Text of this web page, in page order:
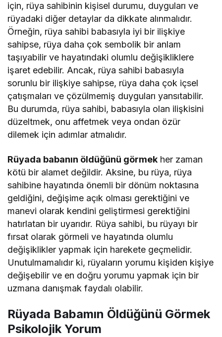
için, rüya sahibinin kişisel durumu, duyguları ve
rüyadaki diğer detaylar da dikkate alınmalıdır.
Örneğin, rüya sahibi babasıyla iyi bir ilişkiye
sahipse, rüya daha çok sembolik bir anlam
taşıyabilir ve hayatındaki olumlu değişikliklere
işaret edebilir. Ancak, rüya sahibi babasıyla
sorunlu bir ilişkiye sahipse, rüya daha çok içsel
çatışmaları ve çözülmemiş duyguları yansıtabilir.
Bu durumda, rüya sahibi, babasıyla olan ilişkisini
düzeltmek, onu affetmek veya ondan özür
dilemek için adımlar atmalıdır.
Rüyada babanın öldüğünü görmek her zaman
kötü bir alamet değildir. Aksine, bu rüya, rüya
sahibine hayatında önemli bir dönüm noktasına
geldiğini, değişime açık olması gerektiğini ve
manevi olarak kendini geliştirmesi gerektiğini
hatırlatan bir uyarıdır. Rüya sahibi, bu rüyayı bir
fırsat olarak görmeli ve hayatında olumlu
değişiklikler yapmak için harekete geçmelidir.
Unutulmamalıdır ki, rüyaların yorumu kişiden kişiye
değişebilir ve en doğru yorumu yapmak için bir
uzmana danışmak faydalı olabilir.
Rüyada Babamın Öldüğünü Görmek
Psikolojik Yorum